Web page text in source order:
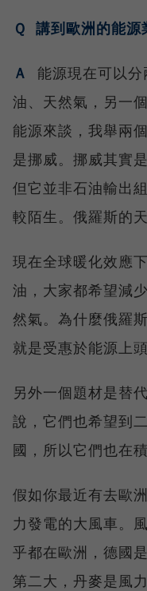
Ｑ 講到歐洲的能源
Ａ
能源現在可以
油、天然氣，另一
能源來談，我舉兩
是挪威。挪威其實
但它並非石油輸出
較陌生。俄羅斯的
現在全球暖化效應
油，大家都希望減
然氣。為什麼俄羅
就是受惠於能源上頭
另外一個題材是替
說，它們也希望到
國，所以它們也在
假如你最近有去歐
力發電的大風車。
乎都在歐洲，德國
第二大，丹麥是風